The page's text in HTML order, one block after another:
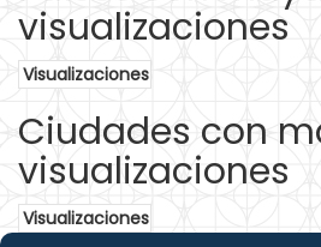
visualizaciones
Visualizaciones
Ciudades con
visualizaciones
Visualizaciones